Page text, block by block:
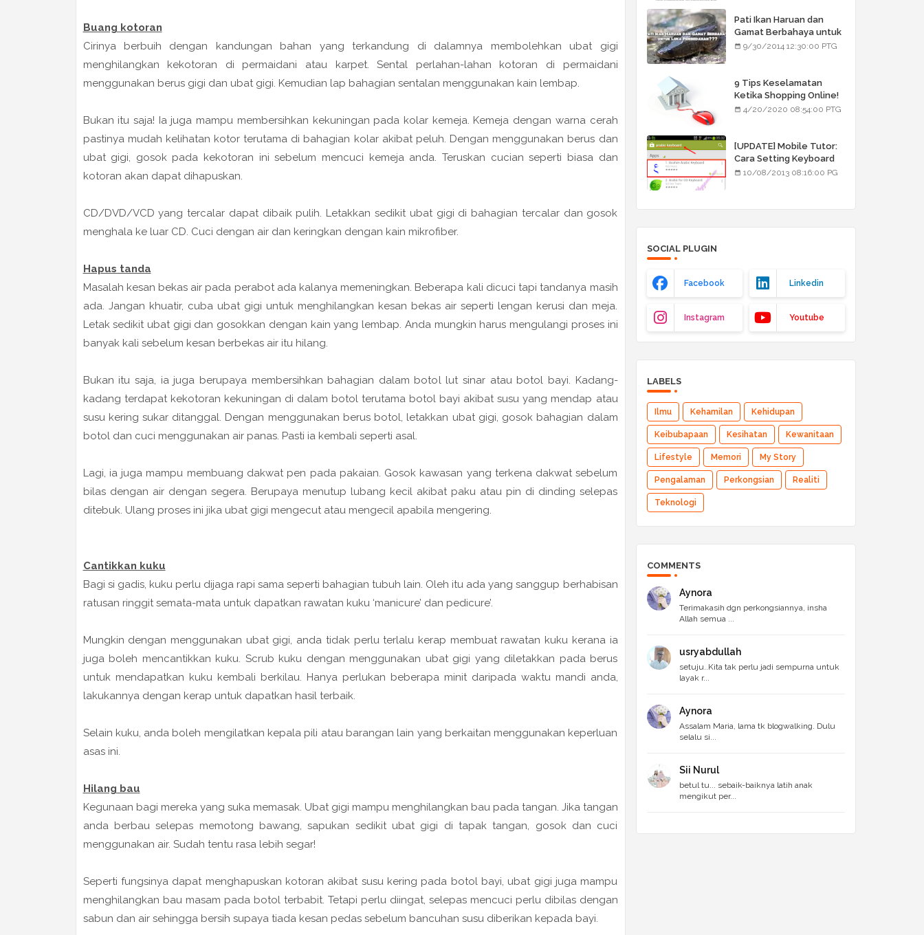
Buang kotoran
Cirinya berbuih dengan kandungan bahan yang terkandung di dalamnya membolehkan ubat gigi
menghilangkan kekotoran di permaidani atau karpet. Sental perlahan-lahan kotoran di permaidani
menggunakan berus gigi dan ubat gigi. Kemudian lap bahagian sentalan menggunakan kain lembap.
Bukan itu saja! Ia juga mampu membersihkan kekuningan pada kolar kemeja. Kemeja dengan warna cerah
pastinya mudah kelihatan kotor terutama di bahagian kolar akibat peluh. Dengan menggunakan berus dan
ubat gigi, gosok pada kekotoran ini sebelum mencuci kemeja anda. Teruskan cucian seperti biasa dan
kotoran akan dapat dihapuskan.
CD/DVD/VCD yang tercalar dapat dibaik pulih. Letakkan sedikit ubat gigi di bahagian tercalar dan gosok
menghala ke luar CD. Cuci dengan air dan keringkan dengan kain mikrofiber.
Hapus tanda
Masalah kesan bekas air pada perabot ada kalanya memeningkan. Beberapa kali dicuci tapi tandanya masih
ada. Jangan khuatir, cuba ubat gigi untuk menghilangkan kesan bekas air seperti lengan kerusi dan meja.
Letak sedikit ubat gigi dan gosokkan dengan kain yang lembap. Anda mungkin harus mengulangi proses ini
banyak kali sebelum kesan berbekas air itu hilang.
Bukan itu saja, ia juga berupaya membersihkan bahagian dalam botol lut sinar atau botol bayi. Kadang-
kadang terdapat kekotoran kekuningan di dalam botol terutama botol bayi akibat susu yang mendap atau
susu kering sukar ditanggal. Dengan menggunakan berus botol, letakkan ubat gigi, gosok bahagian dalam
botol dan cuci menggunakan air panas. Pasti ia kembali seperti asal.
Lagi, ia juga mampu membuang dakwat pen pada pakaian. Gosok kawasan yang terkena dakwat sebelum
bilas dengan air dengan segera. Berupaya menutup lubang kecil akibat paku atau pin di dinding selepas
ditebuk. Ulang proses ini jika ubat gigi mengecut atau mengecil apabila mengering.
Cantikkan kuku
Bagi si gadis, kuku perlu dijaga rapi sama seperti bahagian tubuh lain. Oleh itu ada yang sanggup berhabisan
ratusan ringgit semata-mata untuk dapatkan rawatan kuku ‘manicure’ dan pedicure’.
Mungkin dengan menggunakan ubat gigi, anda tidak perlu terlalu kerap membuat rawatan kuku kerana ia
juga boleh mencantikkan kuku. Scrub kuku dengan menggunakan ubat gigi yang diletakkan pada berus
untuk mendapatkan kuku kembali berkilau. Hanya perlukan beberapa minit daripada waktu mandi anda,
lakukannya dengan kerap untuk dapatkan hasil terbaik.
Selain kuku, anda boleh mengilatkan kepala pili atau barangan lain yang berkaitan menggunakan keperluan
asas ini.
Hilang bau
Kegunaan bagi mereka yang suka memasak. Ubat gigi mampu menghilangkan bau pada tangan. Jika tangan
anda berbau selepas memotong bawang, sapukan sedikit ubat gigi di tapak tangan, gosok dan cuci
menggunakan air. Sudah tentu rasa lebih segar!
Seperti fungsinya dapat menghapuskan kotoran akibat susu kering pada botol bayi, ubat gigi juga mampu
menghilangkan bau masam pada botol terbabit. Tetapi perlu diingat, selepas mencuci perlu dibilas dengan
sabun dan air sehingga bersih supaya tiada kesan pedas sebelum bancuhan susu diberikan kepada bayi.
Pati Ikan Haruan dan
Gamat Berbahaya untuk
Luka Pembedahan???
9/30/2014 12:30:00 PTG
9 Tips Keselamatan
Ketika Shopping Online!
4/20/2020 08:54:00 PTG
[UPDATE] Mobile Tutor:
Cara Setting Keyboard
Arab/Jawi
10/08/2013 08:16:00 PG
SOCIAL PLUGIN
Facebook Linkedin
Instagram Youtube
LABELS
Ilmu Kehamilan Kehidupan
Keibubapaan Kesihatan Kewanitaan
Lifestyle Memori My Story
Pengalaman Perkongsian Realiti
Teknologi
COMMENTS
Aynora
Terimakasih dgn perkongsiannya, insha
Allah semua ...
usryabdullah
setuju..Kita tak perlu jadi sempurna untuk
layak r...
Aynora
Assalam Maria, lama tk blogwalking. Dulu
selalu si...
Sii Nurul
betul tu... sebaik-baiknya latih anak
mengikut per...